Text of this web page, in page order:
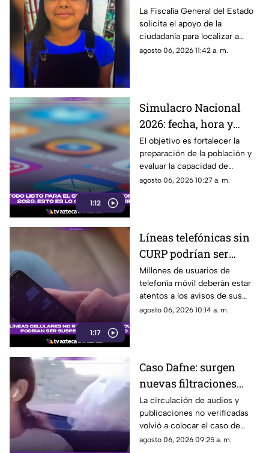
adolescente
desaparecida en la
colonia Villa Juárez
La Fiscalía General del Estado
solicita el apoyo de la
ciudadanía para localizar a
Danya Desirée Núñez Barraza,
agosto 06, 2026 11:42 a. m.
1:12
Simulacro Nacional
2026: fecha, hora y
escenarios del ejercicio
de prevención en
México
El objetivo es fortalecer la
preparación de la población y
evaluar la capacidad de
respuesta ante distintos
agosto 06, 2026 10:27 a. m.
1:17
Líneas telefónicas sin
CURP podrían ser
suspendidas a partir de
agosto; así será el
proceso
Millones de usuarios de
telefonía móvil deberán estar
atentos a los avisos de sus
operadores, ya que a partir del
agosto 06, 2026 10:14 a. m.
Caso Dafne: surgen
nuevas filtraciones
mientras avanzan dos
procesos judiciales
distintos
La circulación de audios y
publicaciones no verificadas
volvió a colocar el caso de
Dafne en el centro de la
agosto 06, 2026 09:25 a. m.